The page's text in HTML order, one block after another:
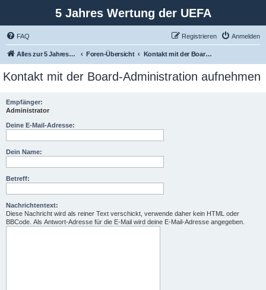
5 Jahres Wertung der UEFA
FAQ Anmelden
Registrieren
Alles zur 5 Jahreswertung / Tabelle der UEFA mit vielen Statistiken. Foren-Übersicht Kontakt mit der Board-Administration aufnehmen
Kontakt mit der Board-Administration aufnehmen
Empfänger:
Administrator
Deine E-Mail-Adresse:
Dein Name:
Betreff:
Nachrichtentext:
Diese Nachricht wird als reiner Text verschickt, verwende daher kein HTML oder
BBCode. Als Antwort-Adresse für die E-Mail wird deine E-Mail-Adresse angegeben.